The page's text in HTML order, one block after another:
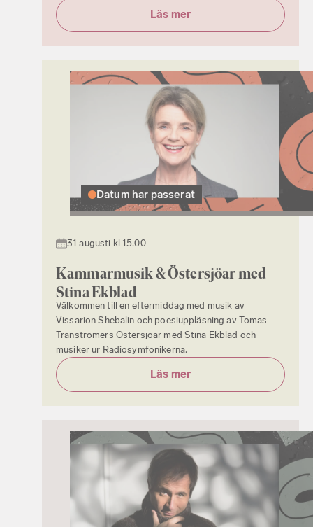
Läs mer
Datum har passerat
31 augusti kl 15.00
Kammarmusik ­& Östersjöar med
Stina Ekblad
Välkommen till en eftermiddag med musik av
Vissarion Shebalin och poesiuppläsning av Tomas
Tranströmers Östersjöar med Stina Ekblad och
musiker ur Radiosymfonikerna.
Läs mer